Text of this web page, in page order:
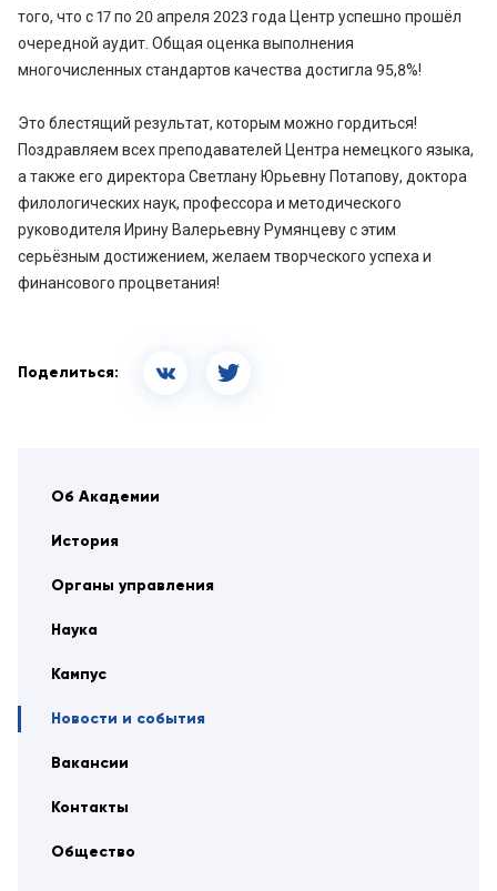
Об Академии
История
Органы управления
Наука
Кампус
Новости и события
Вакансии
Контакты
Общество
того, что с 17 по 20 апреля 2023 года Центр успешно прошёл
очередной аудит. Общая оценка выполнения
многочисленных стандартов качества достигла 95,8%!
Это блестящий результат, которым можно гордиться!
Поздравляем всех преподавателей Центра немецкого языка,
а также его директора Светлану Юрьевну Потапову, доктора
филологических наук, профессора и методического
руководителя Ирину Валерьевну Румянцеву с этим
серьёзным достижением, желаем творческого успеха и
финансового процветания!
Поделиться: